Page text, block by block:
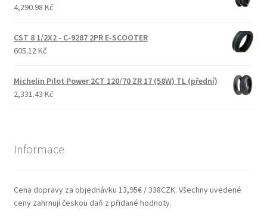
4,290.98 Kč
CST 8 1/2X2 - C-9287 2PR E-SCOOTER
605.12 Kč
Michelin Pilot Power 2CT 120/70 ZR 17 (58W) TL (přední)
2,331.43 Kč
Informace
Cena dopravy za objednávku 13,95€ / 338CZK. Všechny uvedené
ceny zahrnují českou daň z přidané hodnoty.